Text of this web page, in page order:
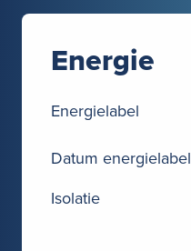
Energie
Energielabel
Datum energielabel
Isolatie